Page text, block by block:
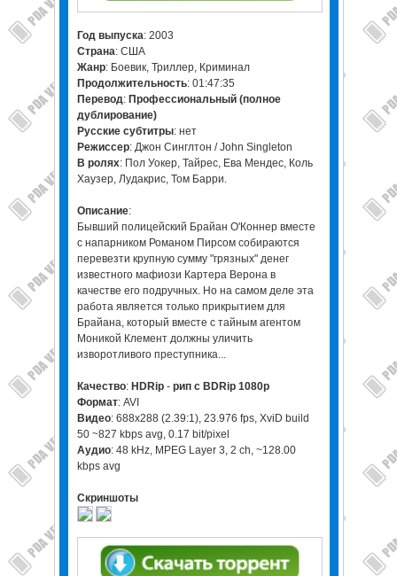
Год выпуска: 2003
Страна: США
Жанр: Боевик, Триллер, Криминал
Продолжительность: 01:47:35
Перевод: Профессиональный (полное
дублирование)
Русские субтитры: нет
Режиссер: Джон Синглтон / John Singleton
В ролях: Пол Уокер, Тайрес, Ева Мендес, Коль
Хаузер, Лудакрис, Том Барри.
Описание:
Бывший полицейский Брайан О'Коннер вместе
с напарником Романом Пирсом собираются
перевезти крупную сумму "грязных" денег
известного мафиози Картера Верона в
качестве его подручных. Но на самом деле эта
работа является только прикрытием для
Брайана, который вместе с тайным агентом
Моникой Клемент должны уличить
изворотливого преступника...
Качество: HDRip - рип с BDRip 1080p
Формат: AVI
Видео: 688x288 (2.39:1), 23.976 fps, XviD build
50 ~827 kbps avg, 0.17 bit/pixel
Аудио: 48 kHz, MPEG Layer 3, 2 ch, ~128.00
kbps avg
Скриншоты